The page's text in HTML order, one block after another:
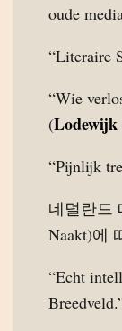
oude
“Literaire
“Wie
(Lodewijk
“Pijnlijk
네덜란드
Naakt)에
“Echt